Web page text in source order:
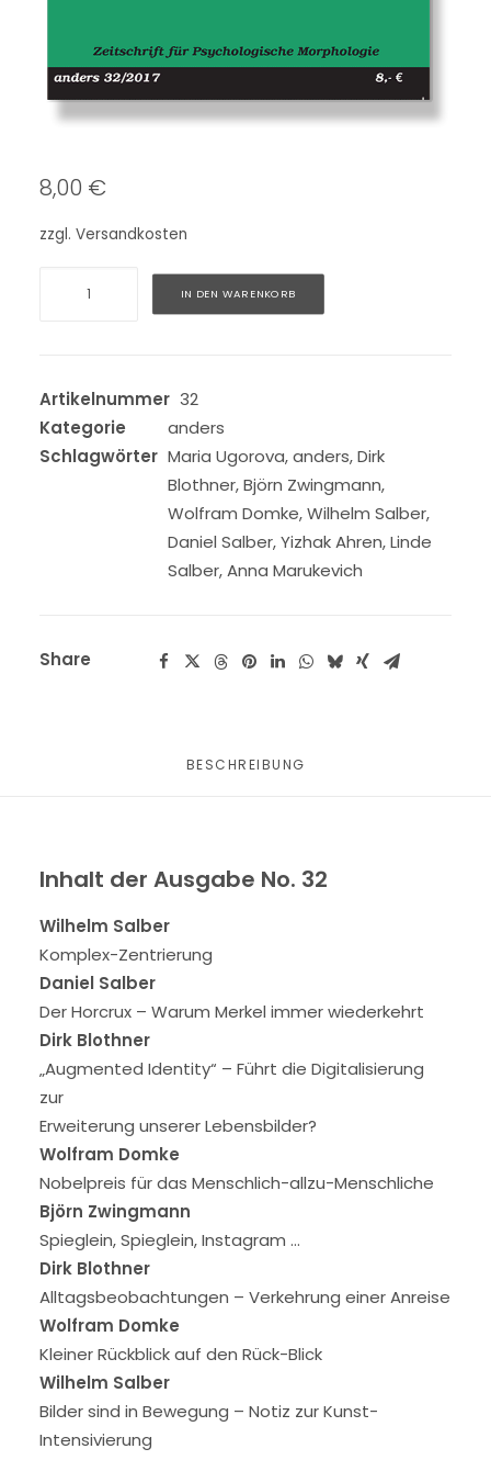
8,00 €
zzgl. Versandkosten
IN DEN WARENKORB
Artikelnummer 32
Kategorie
anders
Schlagwörter Maria Ugorova,anders,Dirk
Blothner,Björn Zwingmann,
Wolfram Domke,Wilhelm Salber,
Daniel Salber,Yizhak Ahren,Linde
Salber,Anna Marukevich
Share
BESCHREIBUNG
Inhalt der Ausgabe No. 32
Wilhelm Salber
Komplex-Zentrierung
Daniel Salber
Der Horcrux – Warum Merkel immer wiederkehrt
Dirk Blothner
„Augmented Identity“ – Führt die Digitalisierung
zur
Erweiterung unserer Lebensbilder?
Wolfram Domke
Nobelpreis für das Menschlich-allzu-Menschliche
Björn Zwingmann
Spieglein, Spieglein, Instagram …
Dirk Blothner
Alltagsbeobachtungen – Verkehrung einer Anreise
Wolfram Domke
Kleiner Rückblick auf den Rück-Blick
Wilhelm Salber
Bilder sind in Bewegung – Notiz zur Kunst-
Intensivierung